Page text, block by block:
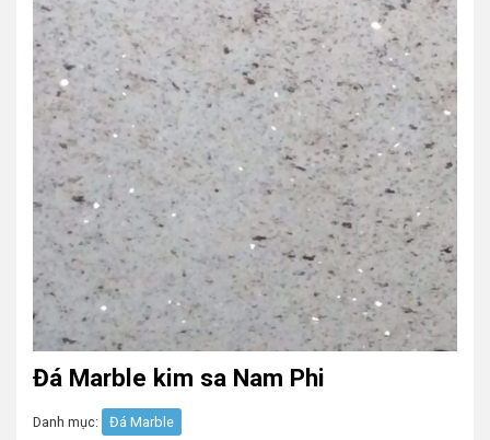
Đá Marble kim sa Nam Phi
Danh mục: Đá Marble